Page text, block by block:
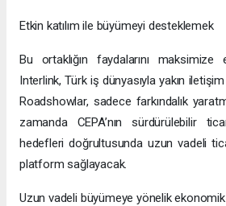
Etkin katılım ile büyümeyi desteklemek
Bu ortaklığın faydalarını
Interlink, Türk iş dünyasıyla yakın
Roadshowlar, sadece farkındalık
zamanda CEPA’nın sürdürülebilir
hedefleri doğrultusunda uzun vadeli
platform sağlayacak.
Uzun vadeli büyümeye yönelik